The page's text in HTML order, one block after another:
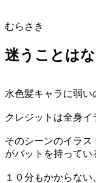
むらさき
迷うことは
水色髪キャラに弱い
クレジットは全身
そのシーンのイラス
がバットを持ってい
１０分もかからな